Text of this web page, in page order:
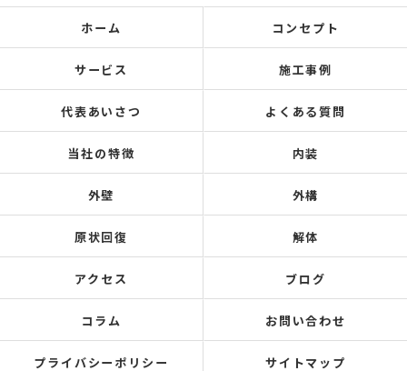
ホーム コンセプト
サービス 施工事例
代表あいさつ よくある質問
当社の特徴 内装
外壁 外構
原状回復 解体
アクセス ブログ
コラム お問い合わせ
プライバシーポリシー サイトマップ